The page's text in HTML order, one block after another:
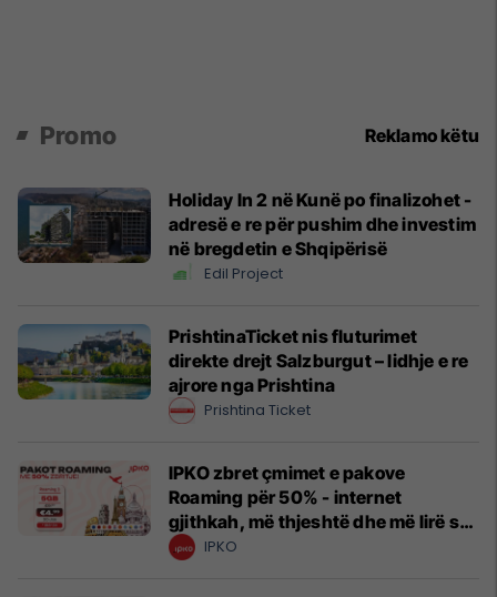
Promo Reklamo këtu
Holiday In 2 në Kunë po finalizohet -
adresë e re për pushim dhe investim
në bregdetin e Shqipërisë
Edil Project
PrishtinaTicket nis fluturimet
direkte drejt Salzburgut – lidhje e re
ajrore nga Prishtina
Prishtina Ticket
IPKO zbret çmimet e pakove
Roaming për 50% - internet
gjithkah, më thjeshtë dhe më lirë se
kurrë!IPKO